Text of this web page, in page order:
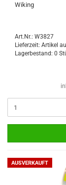
Wi­king
Art.Nr.: W3827
Lieferzeit: Artikel
Lagerbestand: 0
AUSVERKAUFT